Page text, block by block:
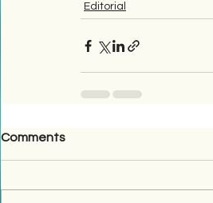
Editorial
Comments